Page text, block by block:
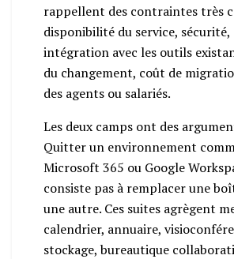
rappellent des contraintes très
disponibilité du service,
intégration avec les outils
du changement, coût de
des agents ou salariés.
Les deux camps ont des
Quitter un environnement
Microsoft 365 ou Google
consiste pas à remplacer une
une autre. Ces suites agrègent
calendrier, annuaire,
stockage, bureautique